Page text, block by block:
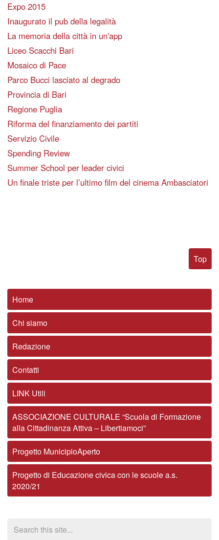
Expo 2015
Inaugurato il pub della legalità
La memoria della città in un'app
Liceo Scacchi Bari
Mosaico di Pace
Parco Bucci lasciato al degrado
Provincia di Bari
Regione Puglia
Riforma del finanziamento dei partiti
Servizio Civile
Spending Review
Summer School per leader civici
Un finale triste per l’ultimo film del cinema Ambasciatori
Top
Home
Chi siamo
Redazione
Contatti
LINK Utili
ASSOCIAZIONE CULTURALE “Scuola di Formazione
alla Cittadinanza Attiva – Libertiamoci”
Progetto MunicipioAperto
Progetto di Educazione civica con le scuole a.s.
2020/21